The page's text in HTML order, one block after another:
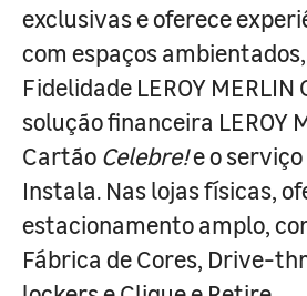
exclusivas e oferece
com espaços
Fidelidade LEROY MERLIN
solução financeira LEROY
Cartão Celebre!e o serviço
Instala. Nas lojas físicas,
estacionamento amplo,
Fábrica de Cores, Drive-